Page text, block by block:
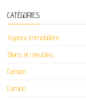
CATÉGORIES
Agence immobilière
Biens et meubles
Camion
Camion